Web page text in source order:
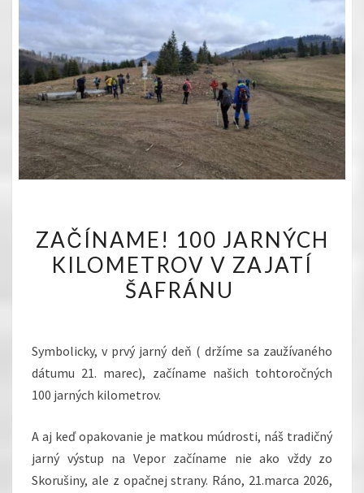
100
JARNÝCH
KILOMETROV
ŠAFRÁNU
ZAČÍNAME! 100 JARNÝCH
KILOMETROV V ZAJATÍ
ŠAFRÁNU
Symbolicky, v prvý jarný deň ( držíme sa zaužívaného
dátumu 21. marec), začíname našich tohtoročných
100 jarných kilometrov.
A aj keď opakovanie je matkou múdrosti, náš tradičný
jarný výstup na Vepor začíname nie ako vždy zo
Skorušiny, ale z opačnej strany. Ráno, 21.marca 2026,